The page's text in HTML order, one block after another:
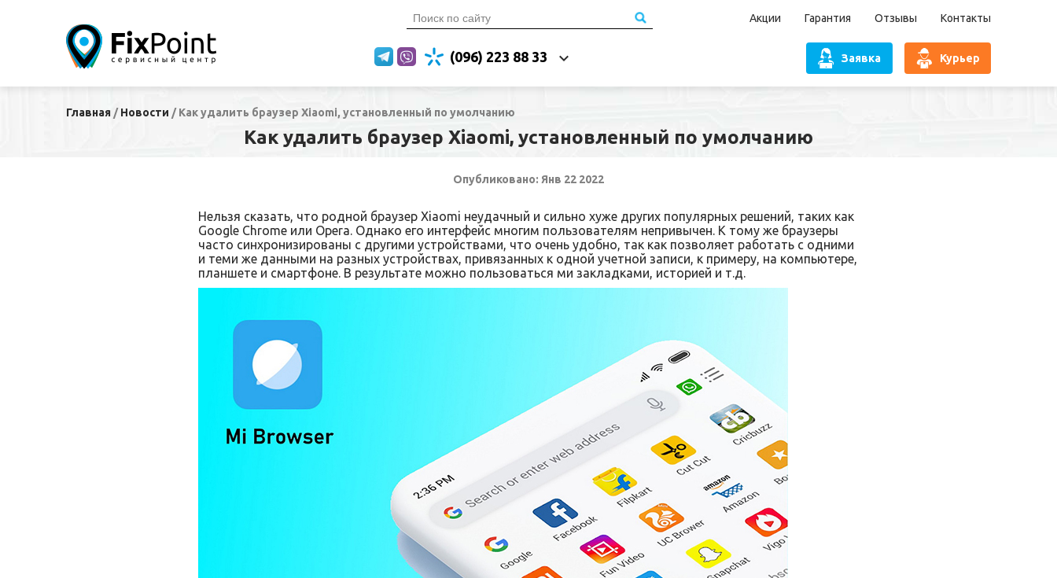
Акции Гарантия Отзывы Контакты
(096) 223 88 33 Курьер
Заявка
Главная /Новости /Как удалить браузер Xiaomi, установленный по умолчанию
Как удалить браузер Xiaomi, установленный по умолчанию
Опубликовано: Янв 22 2022
Нельзя сказать, что родной браузер Xiaomi неудачный и сильно хуже других популярных решений, таких как
Google Chrome или Opera. Однако его интерфейс многим пользователям непривычен. К тому же браузеры
часто синхронизированы с другими устройствами, что очень удобно, так как позволяет работать с одними
и теми же данными на разных устройствах, привязанных к одной учетной записи, к примеру, на компьютере,
планшете и смартфоне. В результате можно пользоваться ми закладками, историей и т.д.